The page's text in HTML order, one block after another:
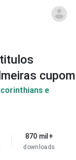
cupom
e
870 mil+
downloads